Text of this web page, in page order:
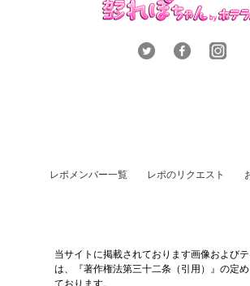
レポメンバー一覧 レポのリクエスト
当サイトに掲載されております画像および
は、『著作権法第三十二条（引用）』の定